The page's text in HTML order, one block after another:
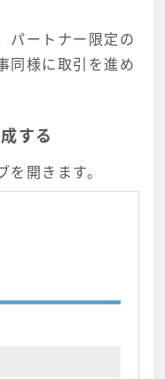
パートナー限定の
同様に取引を進め
する
開きます。